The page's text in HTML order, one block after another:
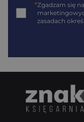
*Zgadzam się
zasadach